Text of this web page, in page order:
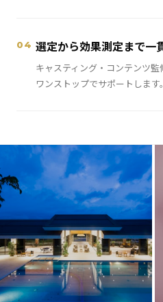
04 選定から効果測定まで一
キャスティング・コンテンツ
ワンストップでサポートします。